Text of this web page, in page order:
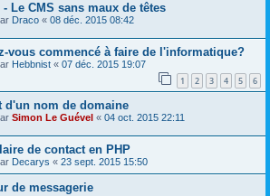
Le CMS sans maux de têtes
Draco « 08 déc. 2015 08:42
vous commencé à faire de l'informatique?
Hebbnist « 07 déc. 2015 19:07
1 2 3 4 5 6
d'un nom de domaine
Simon Le Guével « 04 oct. 2015 22:11
de contact en PHP
Decarys « 23 sept. 2015 15:50
de messagerie